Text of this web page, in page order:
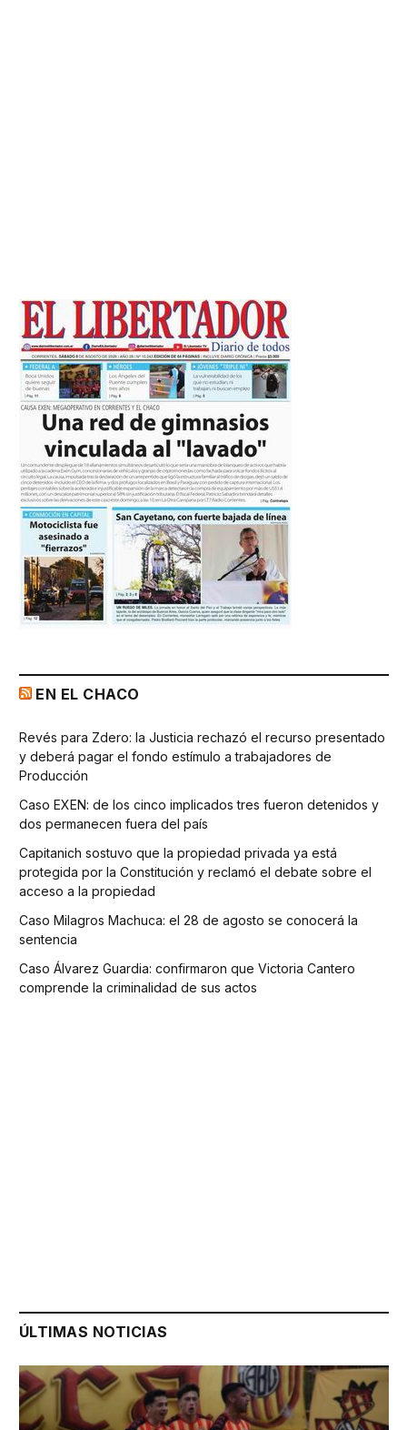
EN EL CHACO
Revés para Zdero: la Justicia rechazó el recurso presentado
y deberá pagar el fondo estímulo a trabajadores de
Producción
Caso EXEN: de los cinco implicados tres fueron detenidos y
dos permanecen fuera del país
Capitanich sostuvo que la propiedad privada ya está
protegida por la Constitución y reclamó el debate sobre el
acceso a la propiedad
Caso Milagros Machuca: el 28 de agosto se conocerá la
sentencia
Caso Álvarez Guardia: confirmaron que Victoria Cantero
comprende la criminalidad de sus actos
ÚLTIMAS NOTICIAS